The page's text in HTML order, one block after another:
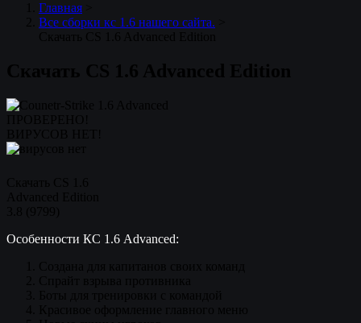
Главная
Все сборки кс 1.6 нашего сайта.
Особенности КС 1.6 Advanced: